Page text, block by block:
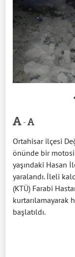
-
Ortahisar ilçesi
önünde bir
yaşındaki Hasan
yaralandı. İleli
(KTÜ) Farabi
kurtarılamayarak
başlatıldı.